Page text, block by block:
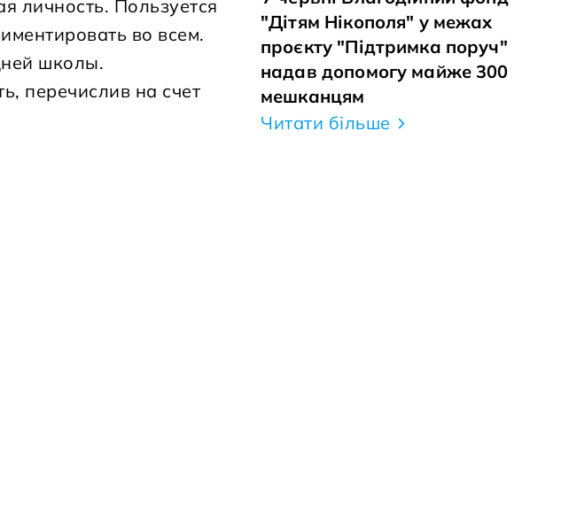
личность. Пользуется
во всем.
школы.
перечислив на счет
"Дітям Нікополя" у межах
проєкту "Підтримка поруч"
надав допомогу майже 300
мешканцям
Читати більше